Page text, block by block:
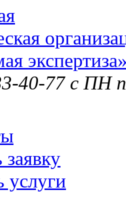
40-77 с ПН
услуги